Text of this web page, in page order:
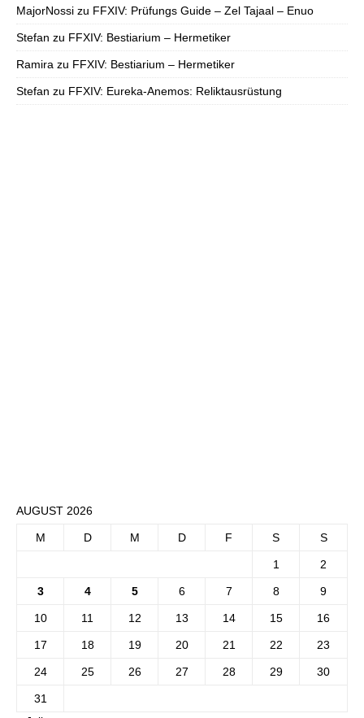
MajorNossi zu FFXIV: Prüfungs Guide – Zel Tajaal – Enuo
Stefan zu FFXIV: Bestiarium – Hermetiker
Ramira zu FFXIV: Bestiarium – Hermetiker
Stefan zu FFXIV: Eureka-Anemos: Reliktausrüstung
AUGUST 2026
M D M D F S S
1 2
3 4 5 6 7 8 9
10 11 12 13 14 15 16
17 18 19 20 21 22 23
24 25 26 27 28 29 30
31